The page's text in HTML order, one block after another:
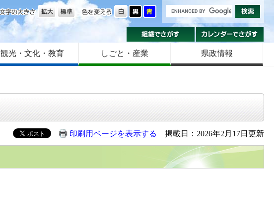
色を変える
文字の大きさ
組織でさがす
観光・文化・教育 しごと・産業 県政情報
印刷用ページを表示する 掲載日：2026年2月17日更新